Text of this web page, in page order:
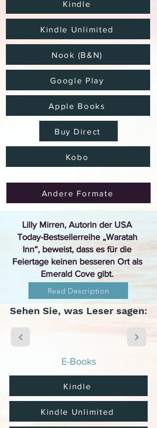
Kindle
Kindle Unlimited
Nook (B&N)
Google Play
Apple Books
Buy Direct
Kobo
Andere Formate
Lilly Mirren, Autorin der USA
Today-Bestsellerreihe „Waratah
Inn“, beweist, dass es für die
Feiertage keinen besseren Ort als
Emerald Cove gibt.
Read Description
Sehen Sie, was Leser sagen:
E-Books
Kindle
Kindle Unlimited